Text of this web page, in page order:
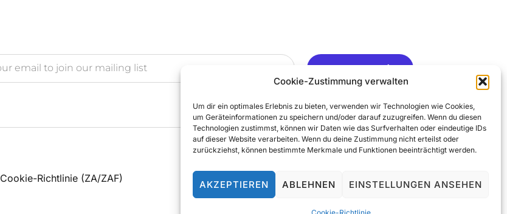
Cookie-Zustimmung verwalten
Um dir ein optimales Erlebnis zu bieten, verwenden wir Technologien wie Cookies,
um Geräteinformationen zu speichern und/oder darauf zuzugreifen. Wenn du diesen
Technologien zustimmst, können wir Daten wie das Surfverhalten oder eindeutige IDs
auf dieser Website verarbeiten. Wenn du deine Zustimmung nicht erteilst oder
zurückziehst, können bestimmte Merkmale und Funktionen beeinträchtigt werden.
AKZEPTIEREN ABLEHNEN EINSTELLUNGEN ANSEHEN
Ja, Gerne ..
Cookie-Richtlinie (ZA/ZAF)
© 2025 All Rights Reserved